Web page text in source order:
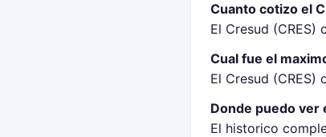
Cuanto cotizo el
El Cresud
Cual fue el
El Cresud
Donde puedo ver
El historico